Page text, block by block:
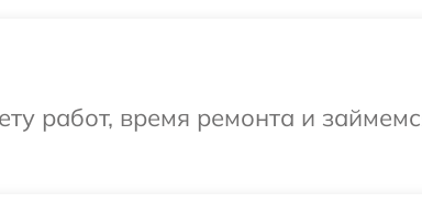
работ, время ремонта и